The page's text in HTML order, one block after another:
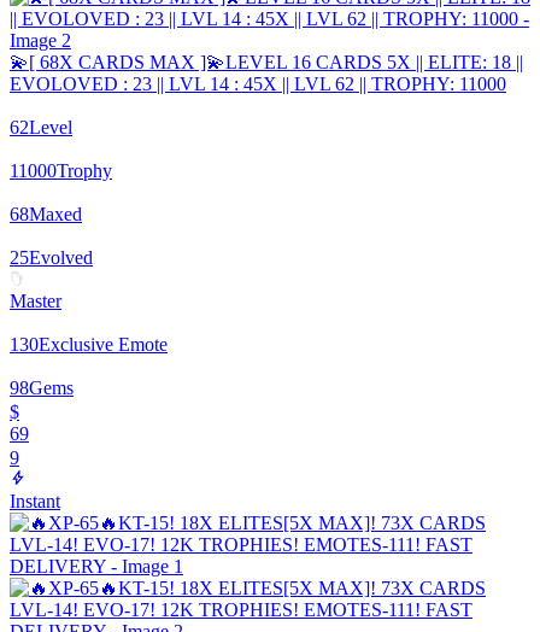
💫[ 68X CARDS MAX ]💫LEVEL 16 CARDS 5X || ELITE: 18 ||
EVOLOVED : 23 || LVL 14 : 45X || LVL 62 || TROPHY: 11000
62Level
11000Trophy
68Maxed
25Evolved
Master
130Exclusive Emote
98Gems
$
69
9
Instant